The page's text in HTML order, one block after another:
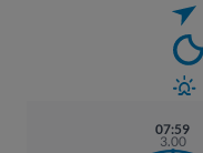
07:59
3.00